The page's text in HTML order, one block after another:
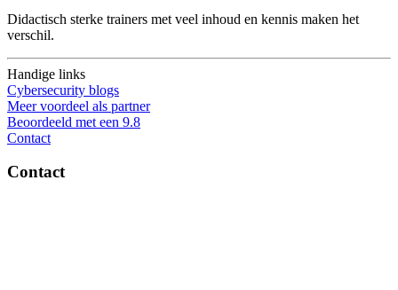
Didactisch sterke trainers met veel inhoud en kennis maken het
verschil.
Handige links
Cybersecurity blogs
Meer voordeel als partner
Beoordeeld met een 9.8
Contact
Contact